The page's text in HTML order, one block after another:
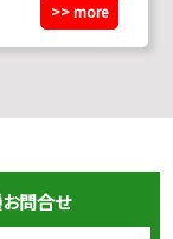
>> more
お問合せ